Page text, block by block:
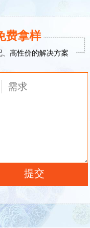
费拿样
高性价的解决方案